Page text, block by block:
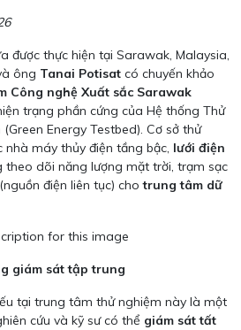
được thực hiện tại Sarawak, Malaysia,
ông Tanai Potisat có chuyến khảo
Công nghệ Xuất sắc Sarawak
trạng phần cứng của Hệ thống Thử
Energy Testbed). Cơ sở thử
máy thủy điện tầng bậc, lưới điện
theo dõi năng lượng mặt trời, trạm sạc
điện liên tục) chotrung tâm dữ
giám sát tập trung
tại trung tâm thử nghiệm này là một
cứu và kỹ sư có thể giám sát tất